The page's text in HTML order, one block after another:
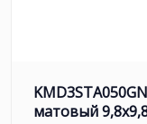
матовый